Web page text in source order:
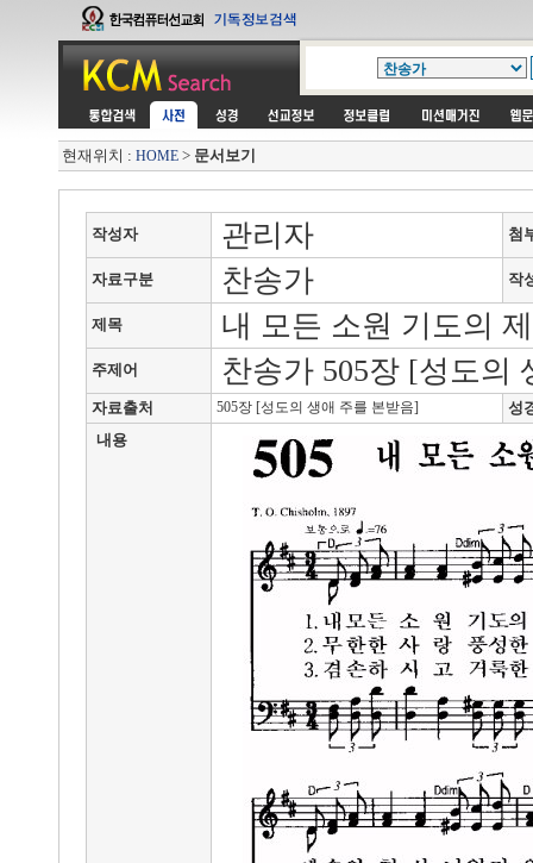
현재위치 : HOME > 문서보기
작성자 관리자 첨
자료구분 찬송가 작
제목 내 모든 소원 기도의
주제어 찬송가 505장 [성도의
자료출처 505장 [성도의 생애 주를 본받음]
성
내용